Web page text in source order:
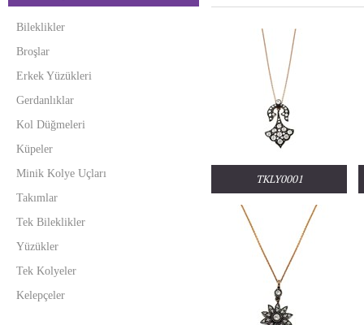
Bileklikler
Broşlar
Erkek Yüzükleri
Gerdanlıklar
Kol Düğmeleri
Küpeler
Minik Kolye Uçları
Takımlar
Tek Bileklikler
Yüzükler
Tek Kolyeler
Kelepçeler
TKLY0001